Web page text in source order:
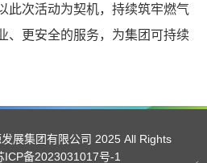
此次活动为契机，持续筑牢燃气
、更安全的服务，为集团可持续
展集团有限公司 2025 All Rights
ICP备2023031017号-1